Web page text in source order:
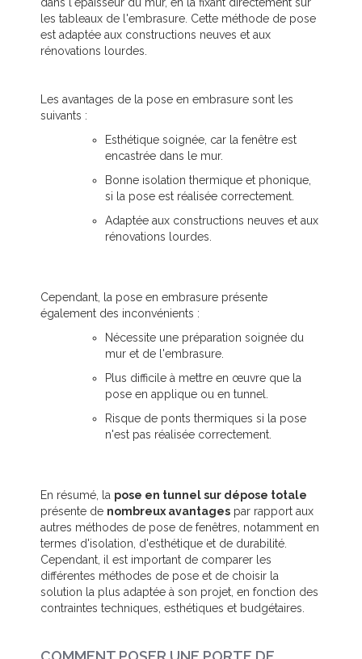
les tableaux de l'embrasure. Cette méthode de pose
est adaptée aux constructions neuves et aux
rénovations lourdes.
Les avantages de la pose en embrasure sont les
suivants :
Esthétique soignée, car la fenêtre est
encastrée dans le mur.
Bonne isolation thermique et phonique,
si la pose est réalisée correctement.
Adaptée aux constructions neuves et aux
rénovations lourdes.
Cependant, la pose en embrasure présente
également des inconvénients :
Nécessite une préparation soignée du
mur et de l'embrasure.
Plus difficile à mettre en œuvre que la
pose en applique ou en tunnel.
Risque de ponts thermiques si la pose
n'est pas réalisée correctement.
En résumé, la pose en tunnel sur dépose totale
présente de nombreux avantages par rapport aux
autres méthodes de pose de fenêtres, notamment en
termes d'isolation, d'esthétique et de durabilité.
Cependant, il est important de comparer les
différentes méthodes de pose et de choisir la
solution la plus adaptée à son projet, en fonction des
contraintes techniques, esthétiques et budgétaires.